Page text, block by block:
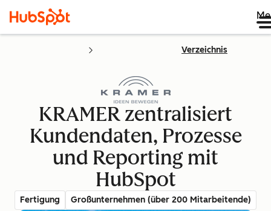
Verzeichnis
KRAMER zentralisiert
Kundendaten, Prozesse
und Reporting mit
HubSpot
Fertigung Großunternehmen (über 200 Mitarbeitende)